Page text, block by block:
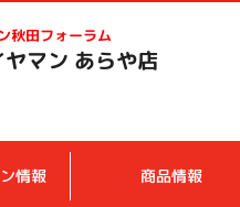
秋田フォーラム
マン あらや店
情報 商品情報